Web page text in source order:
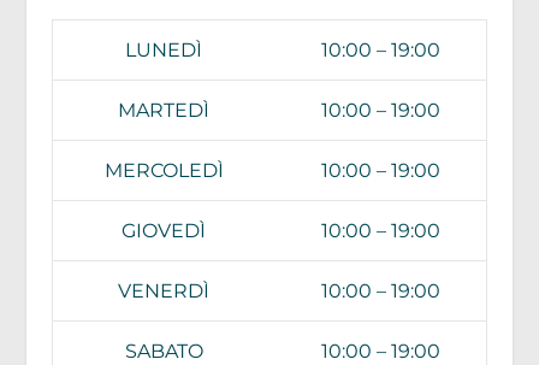
LUNEDÌ 10:00 – 19:00
MARTEDÌ 10:00 – 19:00
MERCOLEDÌ 10:00 – 19:00
GIOVEDÌ 10:00 – 19:00
VENERDÌ 10:00 – 19:00
SABATO 10:00 – 19:00